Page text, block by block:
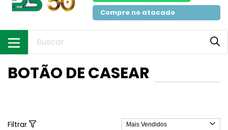
Compre no atacado
BOTÃO DE CASEAR
Filtrar